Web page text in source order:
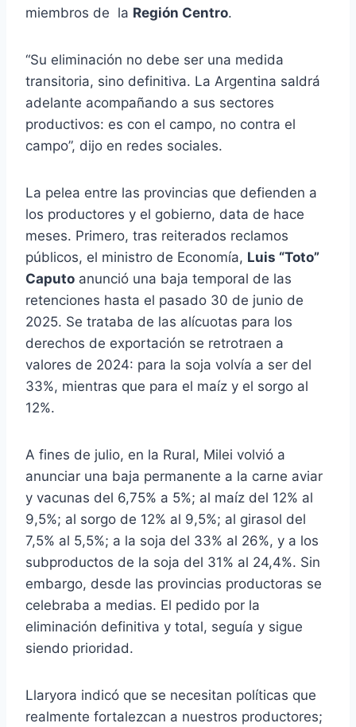
miembros de la Región Centro.
“Su eliminación no debe ser una medida
transitoria, sino definitiva. La Argentina saldrá
adelante acompañando a sus sectores
productivos: es con el campo, no contra el
campo”, dijo en redes sociales.
La pelea entre las provincias que defienden a
los productores y el gobierno, data de hace
meses. Primero, tras reiterados reclamos
públicos, el ministro de Economía, Luis “Toto”
Caputo anunció una baja temporal de las
retenciones hasta el pasado 30 de junio de
2025. Se trataba de las alícuotas para los
derechos de exportación se retrotraen a
valores de 2024: para la soja volvía a ser del
33%, mientras que para el maíz y el sorgo al
12%.
A fines de julio, en la Rural, Milei volvió a
anunciar una baja permanente a la carne aviar
y vacunas del 6,75% a 5%; al maíz del 12% al
9,5%; al sorgo de 12% al 9,5%; al girasol del
7,5% al 5,5%; a la soja del 33% al 26%, y a los
subproductos de la soja del 31% al 24,4%. Sin
embargo, desde las provincias productoras se
celebraba a medias. El pedido por la
eliminación definitiva y total, seguía y sigue
siendo prioridad.
Llaryora indicó que se necesitan políticas que
realmente fortalezcan a nuestros productores;